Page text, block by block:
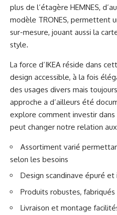
plus de l’étagère HEMNES,
modèle TRONES, permettent
sur-mesure, jouant aussi la
style.
La force d’IKEA réside dans
design accessible, à la fois
des usages divers mais
approche a d’ailleurs été
explore comment investir
peut changer notre relation
Assortiment varié
selon les besoins
Design scandinave épuré
Produits robustes,
Livraison et montage